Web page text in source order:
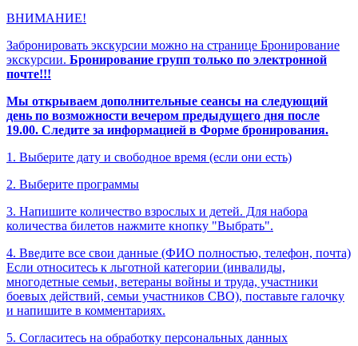
ВНИМАНИЕ!
Забронировать экскурсии можно на странице Бронирование
экскурсии. Бронирование групп только по электронной
почте!!!
Мы открываем дополнительные сеансы на следующий
день по возможности вечером предыдущего дня после
19.00. Следите за информацией в Форме бронирования.
1. Выберите дату и свободное время (если они есть)
2. Выберите программы
3. Напишите количество взрослых и детей. Для набора
количества билетов нажмите кнопку "Выбрать".
4. Введите все свои данные (ФИО полностью, телефон, почта)
Если относитесь к льготной категории (инвалиды,
многодетные семьи, ветераны войны и труда, участники
боевых действий, семьи участников СВО), поставьте галочку
и напишите в комментариях.
5. Согласитесь на обработку персональных данных